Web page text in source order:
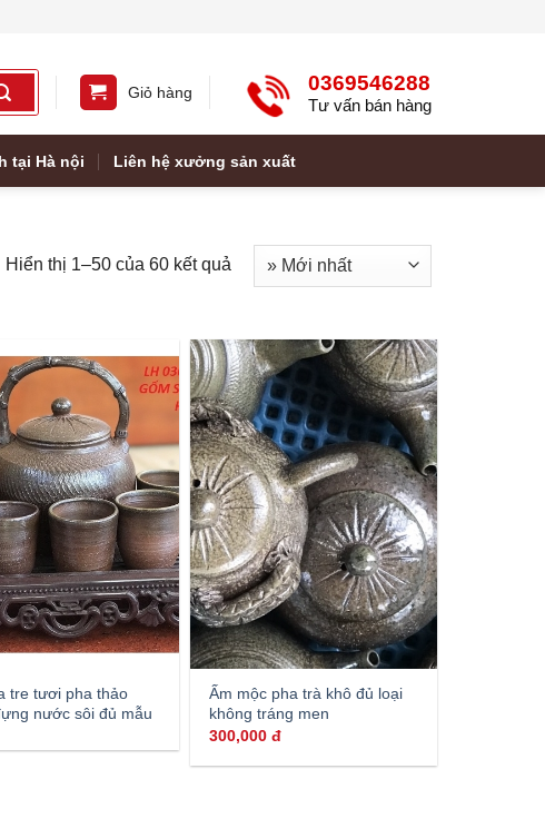
Giỏ hàng 0369546288
Tư vấn bán hàng
tại Hà nội Liên hệ xưởng sản xuất
Hiển thị 1–50 của 60 kết quả
tre tươi pha thảo
nước sôi đủ mẫu
Ấm mộc pha trà khô đủ loại
không tráng men
300,000đ